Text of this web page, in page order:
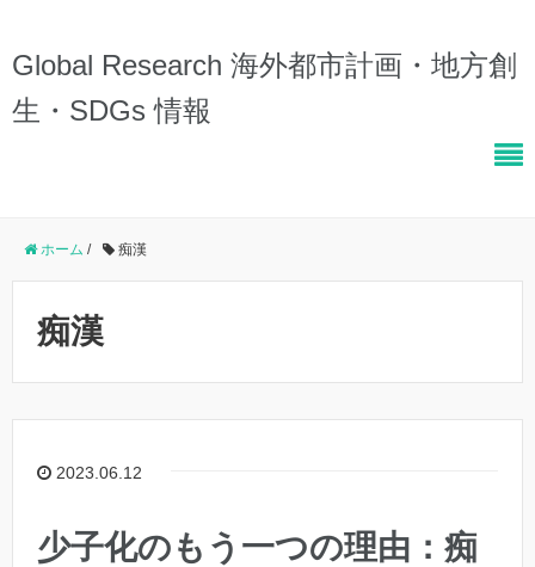
Global Research 海外都市計画・地方創
生・SDGs 情報
ホーム / 痴漢
痴漢
2023.06.12
少子化のもう一つの理由：痴